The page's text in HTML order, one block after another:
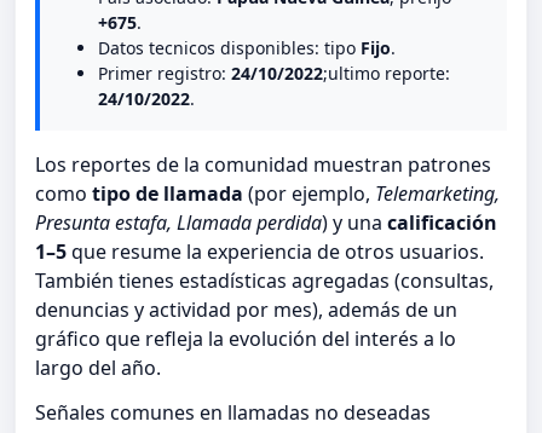
+675.
Datos tecnicos disponibles: tipo Fijo.
Primer registro: 24/10/2022;ultimo reporte:
24/10/2022.
Los reportes de la comunidad muestran patrones
como tipo de llamada (por ejemplo, Telemarketing,
Presunta estafa, Llamada perdida) y una calificación
1–5que resume la experiencia de otros usuarios.
También tienes estadísticas agregadas (consultas,
denuncias y actividad por mes), además de un
gráfico que refleja la evolución del interés a lo
largo del año.
Señales comunes en llamadas no deseadas